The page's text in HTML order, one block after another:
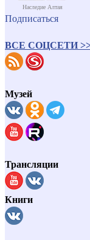
Наследие Алтая
Подписаться
ВСЕ СОЦСЕТИ
Музей
Трансляции
Книги